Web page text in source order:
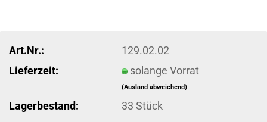
Art.Nr.:
129.02.02
Lieferzeit:
solange Vorrat
(Ausland abweichend)
Lagerbestand: 33Stück